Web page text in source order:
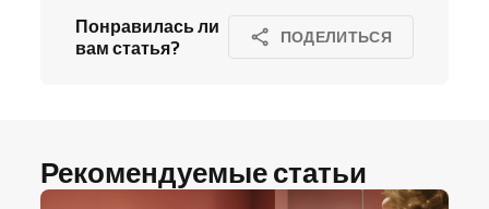
Понравилась ли
вам статья?
ПОДЕЛИТЬСЯ
Рекомендуемые статьи